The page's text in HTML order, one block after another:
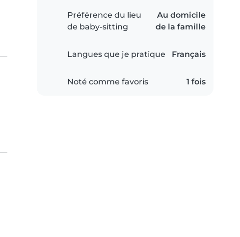
Préférence du lieu
de baby-sitting
Au domicile
de la famille
Langues que je pratique Français
Noté comme favoris 1 fois